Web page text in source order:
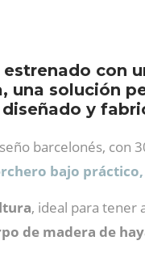
con
una solución
y
barcelonés, con
bajo
, ideal para tener
de madera de